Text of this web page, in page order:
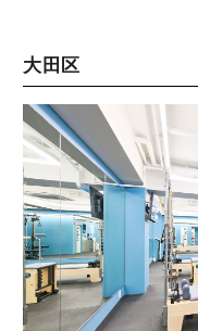
大田区